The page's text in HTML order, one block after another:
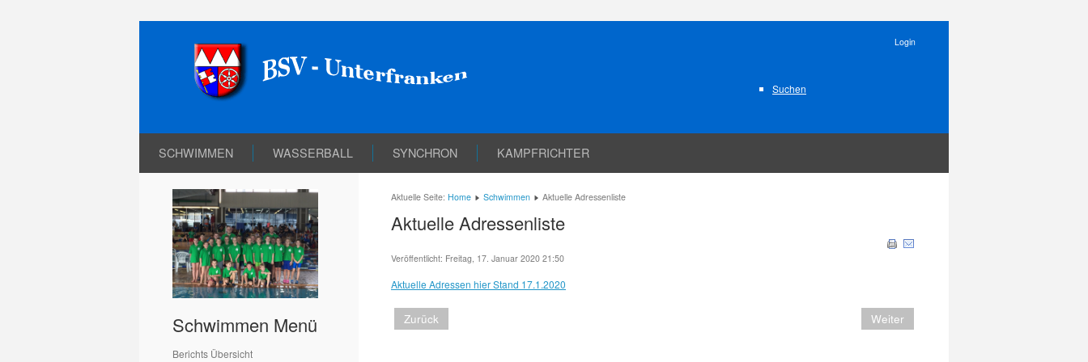
Login
Suchen
SCHWIMMEN WASSERBALL SYNCHRON KAMPFRICHTER
Schwimmen Menü
Berichts Übersicht
Aktuelle Seite: Home Schwimmen Aktuelle Adressenliste
Aktuelle Adressenliste
Veröffentlicht: Freitag, 17. Januar 2020 21:50
Aktuelle Adressen hier Stand 17.1.2020
Zurück Weiter